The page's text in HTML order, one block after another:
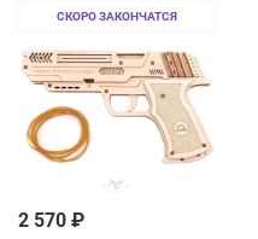
СКОРО ЗАКОНЧАТСЯ
2 570 ₽